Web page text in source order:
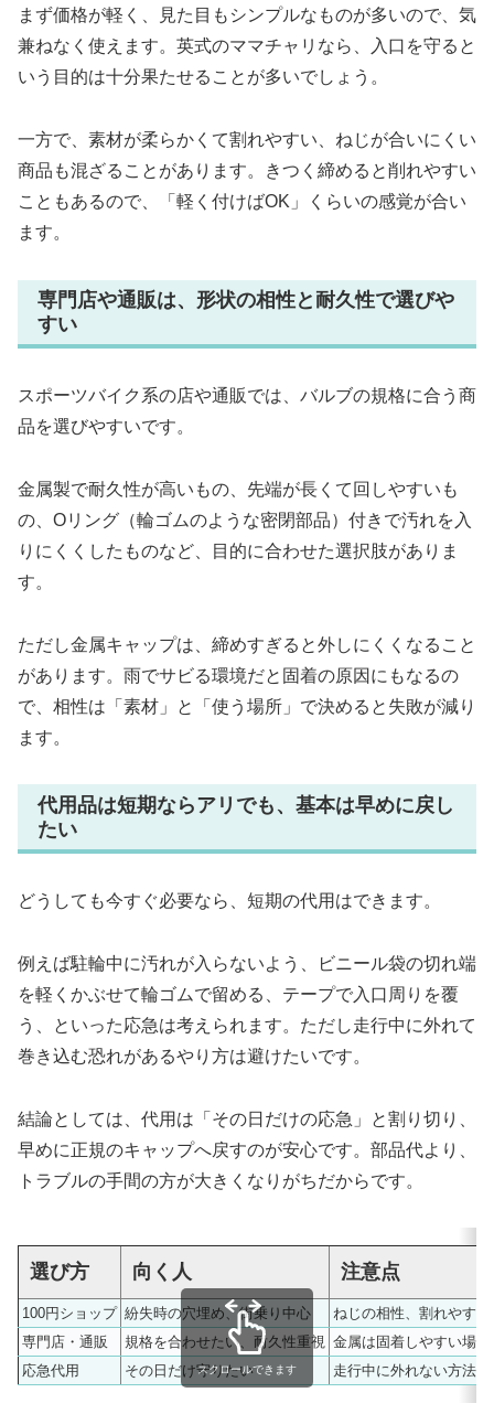
まず価格が軽く、見た目もシンプルなものが多いので、気
兼ねなく使えます。英式のママチャリなら、入口を守ると
いう目的は十分果たせることが多いでしょう。
一方で、素材が柔らかくて割れやすい、ねじが合いにくい
商品も混ざることがあります。きつく締めると削れやすい
こともあるので、「軽く付けばOK」くらいの感覚が合い
ます。
専門店や通販は、形状の相性と耐久性で選びや
すい
スポーツバイク系の店や通販では、バルブの規格に合う商
品を選びやすいです。
金属製で耐久性が高いもの、先端が長くて回しやすいも
の、Oリング（輪ゴムのような密閉部品）付きで汚れを入
りにくくしたものなど、目的に合わせた選択肢がありま
す。
ただし金属キャップは、締めすぎると外しにくくなること
があります。雨でサビる環境だと固着の原因にもなるの
で、相性は「素材」と「使う場所」で決めると失敗が減り
ます。
代用品は短期ならアリでも、基本は早めに戻し
たい
どうしても今すぐ必要なら、短期の代用はできます。
例えば駐輪中に汚れが入らないよう、ビニール袋の切れ端
を軽くかぶせて輪ゴムで留める、テープで入口周りを覆
う、といった応急は考えられます。ただし走行中に外れて
巻き込む恐れがあるやり方は避けたいです。
結論としては、代用は「その日だけの応急」と割り切り、
早めに正規のキャップへ戻すのが安心です。部品代より、
トラブルの手間の方が大きくなりがちだからです。
選び方 向く人 注意点
100円ショップ 紛失時の穴埋め、街乗り中心
ねじの相性、割れやすさ
専門店・通販
規格を合わせたい、耐久性重視 金属は固着しやすい場合
応急代用
その日だけ守りたい 走行中に外れない方法に
スクロールできます